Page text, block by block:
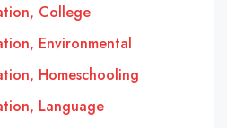
College
Environmental
Homeschooling
Language